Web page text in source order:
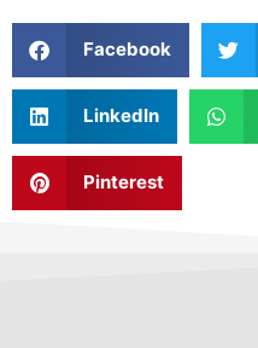
Facebook
LinkedIn
Pinterest